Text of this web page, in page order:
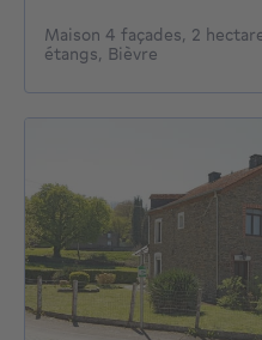
Maison 4 façades, 2
étangs, Bièvre